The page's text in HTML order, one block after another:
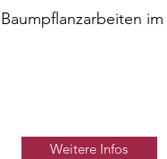
Baumpflanzarbeiten
Weitere Infos